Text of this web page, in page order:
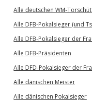
Alle deutschen WM-
Alle DFB-Pokalsieger (und
Alle DFB-Pokalsieger der
Alle DFB-Präsidenten
Alle DFD-Pokalsieger der
Alle dänischen Meister
Alle dänischen Pokalsieger